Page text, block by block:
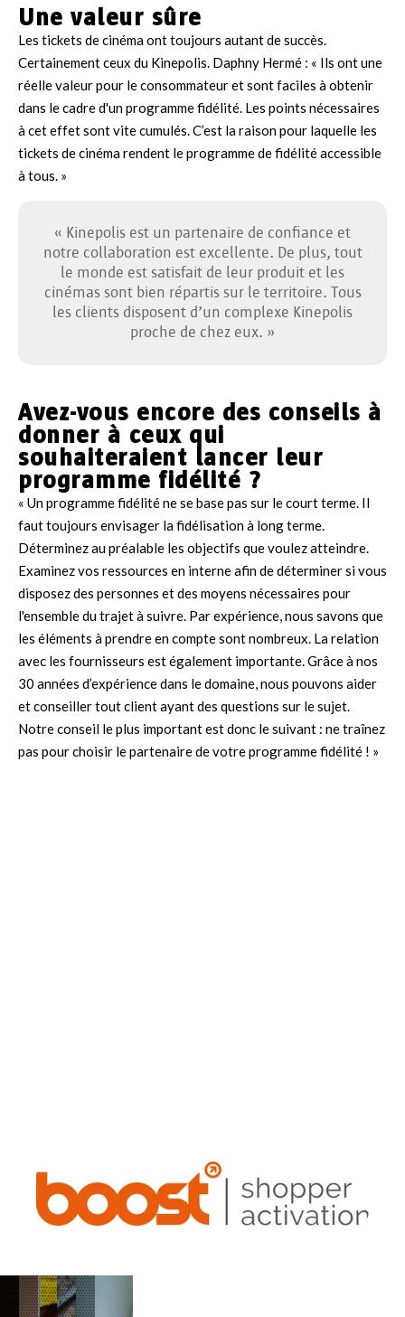
Une valeur sûre
Les tickets de cinéma ont toujours autant de succès.
Certainement ceux du Kinepolis. Daphny Hermé : « Ils ont une
réelle valeur pour le consommateur et sont faciles à obtenir
dans le cadre d'un programme fidélité. Les points nécessaires
à cet effet sont vite cumulés. C’est la raison pour laquelle les
tickets de cinéma rendent le programme de fidélité accessible
à tous. »
« Kinepolis est un partenaire de confiance et
notre collaboration est excellente. De plus, tout
le monde est satisfait de leur produit et les
cinémas sont bien répartis sur le territoire. Tous
les clients disposent d’un complexe Kinepolis
proche de chez eux. »
Avez-vous encore des conseils à
donner à ceux qui
souhaiteraient lancer leur
programme fidélité ?
« Un programme fidélité ne se base pas sur le court terme. Il
faut toujours envisager la fidélisation à long terme.
Déterminez au préalable les objectifs que voulez atteindre.
Examinez vos ressources en interne afin de déterminer si vous
disposez des personnes et des moyens nécessaires pour
l'ensemble du trajet à suivre. Par expérience, nous savons que
les éléments à prendre en compte sont nombreux. La relation
avec les fournisseurs est également importante. Grâce à nos
30 années d’expérience dans le domaine, nous pouvons aider
et conseiller tout client ayant des questions sur le sujet.
Notre conseil le plus important est donc le suivant : ne traînez
pas pour choisir le partenaire de votre programme fidélité ! »